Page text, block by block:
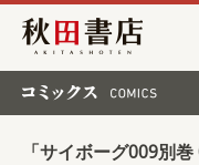
秋田書店
「サイボーグ009別